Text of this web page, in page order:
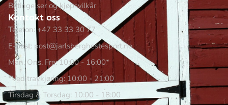
Betingelser og kjøpsvilkår
Kontakt oss
Telefon: +47 33 33 30 77
E-post: post@jarlsberghestesport.no
Man, Ons, Fre: 10:00 - 16:00*
*Ved travkjøring: 10:00 - 21:00
Tirsdag & Torsdag: 10:00 - 18:00